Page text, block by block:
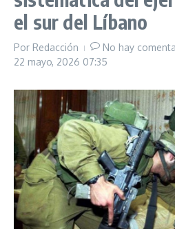
el sur del Líbano
Por Redacción
No hay
22 mayo, 2026 07:35